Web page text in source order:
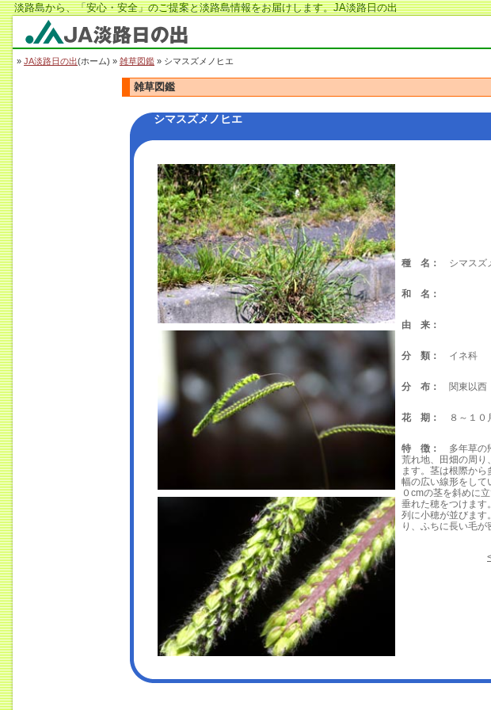
淡路島から、「安心・安全」のご提案と淡路島情報をお届けします。JA淡路日の出
JA淡路日の出
» JA淡路日の出(ホーム) » 雑草図鑑 » シマスズメノヒエ
雑草図鑑
シマスズメノヒエ
種 名： シマスズ
和 名：
由 来：
分 類： イネ科
分 布： 関東以西
花 期： ８～１０
特 徴：
多年草の
荒れ地、田畑の周り
ます。茎は根際か
幅の広い線形をして
０cmの茎を斜めに
垂れた穂をつけます
列に小穂が並びます
り、ふちに長い毛が